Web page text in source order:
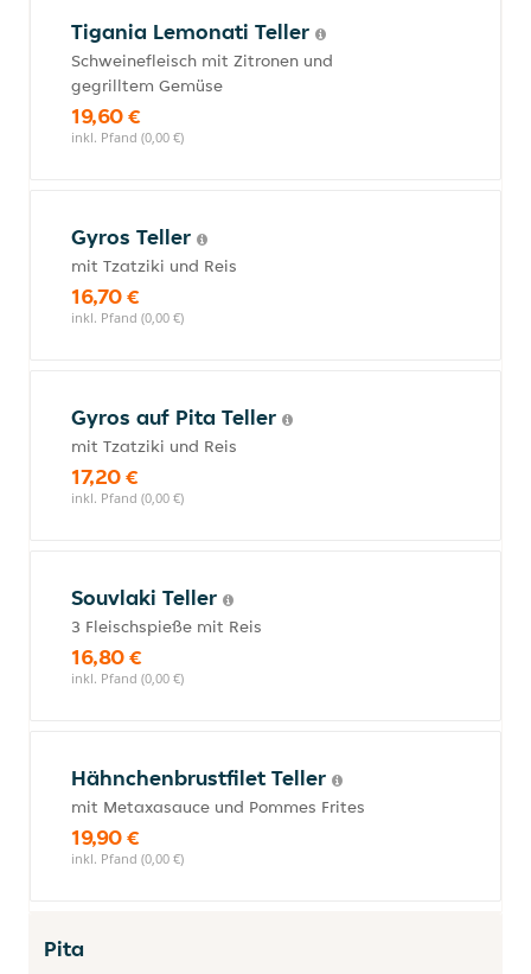
Tigania Lemonati Teller
Schweinefleisch mit Zitronen und
gegrilltem Gemüse
19,60 €
inkl. Pfand (0,00 €)
Gyros Teller
mit Tzatziki und Reis
16,70 €
inkl. Pfand (0,00 €)
Gyros auf Pita Teller
mit Tzatziki und Reis
17,20 €
inkl. Pfand (0,00 €)
Souvlaki Teller
3 Fleischspieße mit Reis
16,80 €
inkl. Pfand (0,00 €)
Hähnchenbrustfilet Teller
mit Metaxasauce und Pommes Frites
19,90 €
inkl. Pfand (0,00 €)
Pita